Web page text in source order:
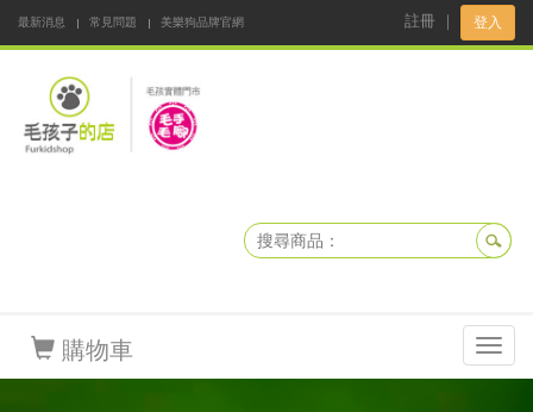
最新消息 常見問題
美樂狗品牌官網
註冊 登入
購物車